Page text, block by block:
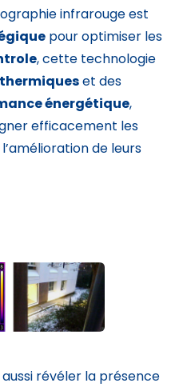
infrarouge est
pour optimiser les
, cette technologie
et des
énergétique,
efficacement les
de leurs
révéler la présence